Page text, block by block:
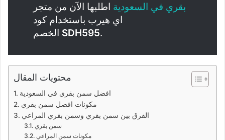
بقري في السعودية اطلبها الآن من متجر
اي هيرب باستخدام كود
SDH595.
محتويات المقال
افضل سمن بقري في السعودية
مكونات افضل سمن بقري
الفرق بين سمن بقري وسمن بقري المراعي
سمن بقري
مكونات سمن المراعي